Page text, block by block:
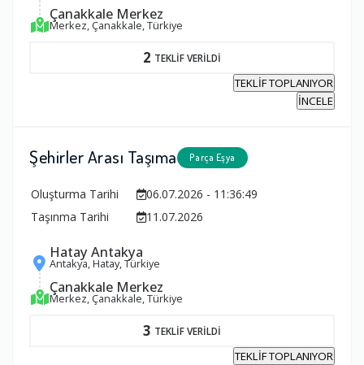
Çanakkale Merkez
Merkez, Çanakkale, Türkiye
2 TEKLİF VERİLDİ
TEKLİF TOPLANIYOR
İNCELE
Şehirler Arası Taşıma Parça Eşya
Oluşturma Tarihi
06.07.2026 - 11:36:49
Taşınma Tarihi
11.07.2026
Hatay Antakya
Antakya, Hatay, Türkiye
Çanakkale Merkez
Merkez, Çanakkale, Türkiye
3 TEKLİF VERİLDİ
TEKLİF TOPLANIYOR